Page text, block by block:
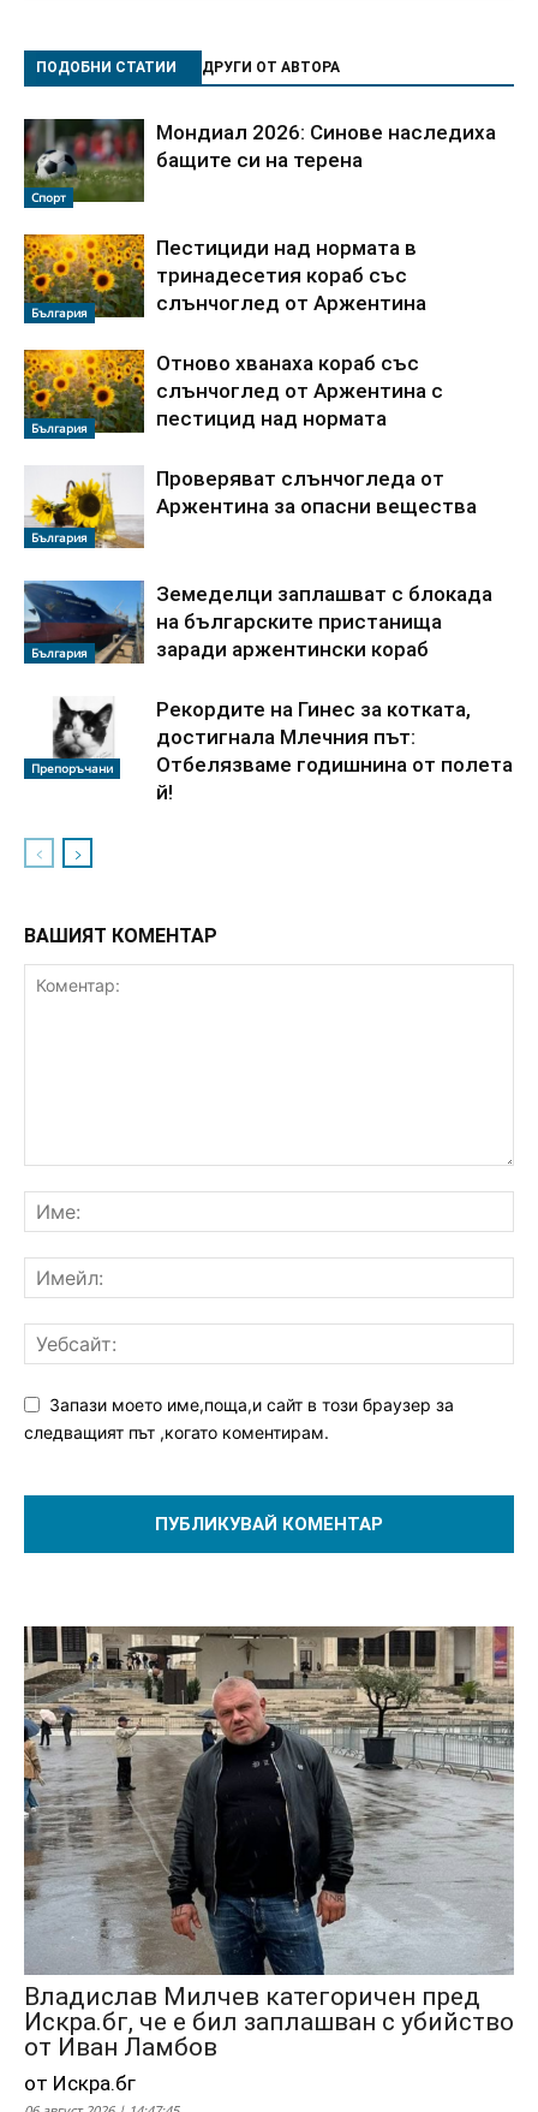
ПОДОБНИ СТАТИИ ДРУГИ ОТ АВТОРА
Спорт
Мондиал 2026: Синове наследиха
бащите си на терена
България
Пестициди над нормата в
тринадесетия кораб със
слънчоглед от Аржентина
България
Отново хванаха кораб със
слънчоглед от Аржентина с
пестицид над нормата
България
Проверяват слънчогледа от
Аржентина за опасни вещества
България
Земеделци заплашват с блокада
на българските пристанища
заради аржентински кораб
Препоръчани
Рекордите на Гинес за котката,
достигнала Млечния път:
Отбелязваме годишнина от полета
й!
ВАШИЯТ КОМЕНТАР
Запази моето име,поща,и сайт в този браузер за
следващият път ,когато коментирам.
Владислав Милчев категоричен пред
Искра.бг, че е бил заплашван с убийство
от Иван Ламбов
от Искра.бг